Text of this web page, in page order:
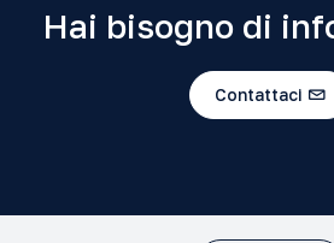
Hai bisogno di
Contattaci